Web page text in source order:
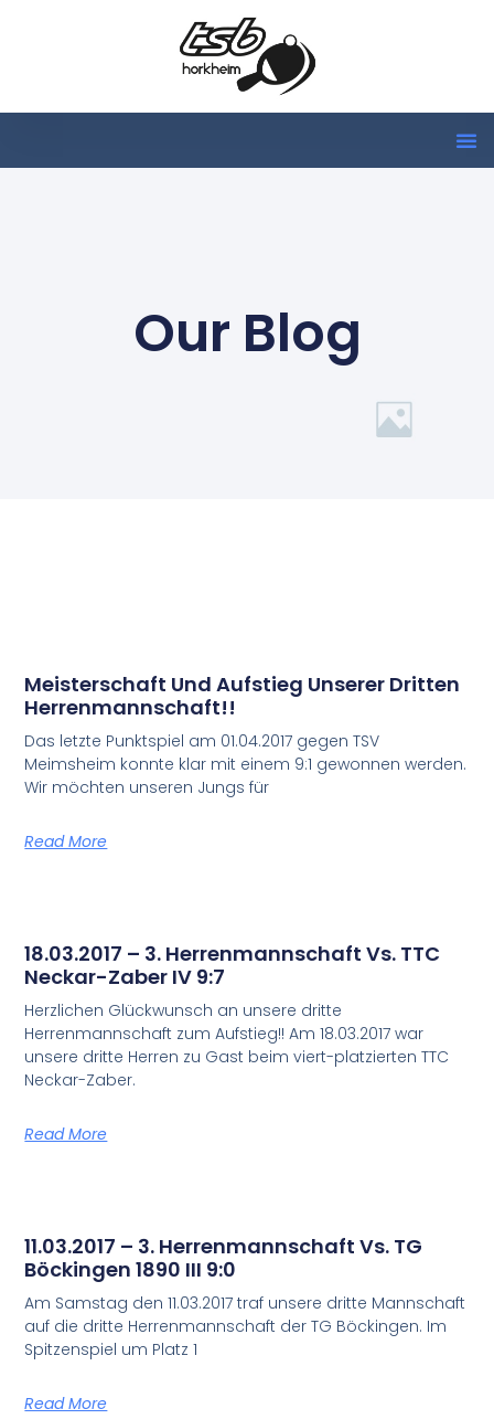
Our Blog
Meisterschaft Und Aufstieg Unserer Dritten
Herrenmannschaft!!
Das letzte Punktspiel am 01.04.2017 gegen TSV
Meimsheim konnte klar mit einem 9:1 gewonnen werden.
Wir möchten unseren Jungs für
Read More
18.03.2017 – 3. Herrenmannschaft Vs. TTC
Neckar-Zaber IV 9:7
Herzlichen Glückwunsch an unsere dritte
Herrenmannschaft zum Aufstieg!! Am 18.03.2017 war
unsere dritte Herren zu Gast beim viert-platzierten TTC
Neckar-Zaber.
Read More
11.03.2017 – 3. Herrenmannschaft Vs. TG
Böckingen 1890 III 9:0
Am Samstag den 11.03.2017 traf unsere dritte Mannschaft
auf die dritte Herrenmannschaft der TG Böckingen. Im
Spitzenspiel um Platz 1
Read More